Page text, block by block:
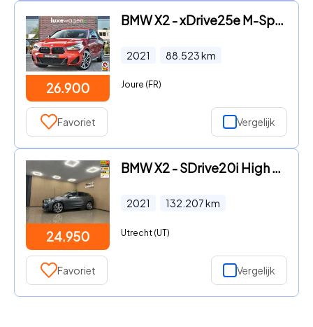
26.900
BMW X2 - xDrive25e M-Sport Sunset Orange | ACC | Leder | Elek-klep
2021 88.523km
Joure (FR)
Favoriet Vergelijk
24.950
BMW X2 - SDrive20i High Executive M-Sport * Automaat / Leder / HUD /
2021 132.207km
Utrecht (UT)
Favoriet Vergelijk